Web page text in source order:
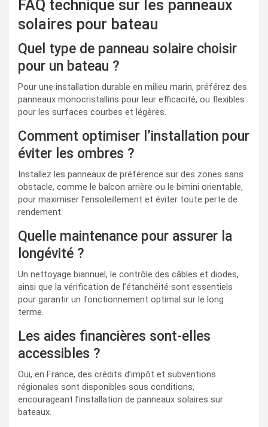
FAQ technique sur les panneaux
solaires pour bateau
Quel type de panneau solaire choisir
pour un bateau ?
Pour une installation durable en milieu marin, préférez des
panneaux monocristallins pour leur efficacité, ou flexibles
pour les surfaces courbes et légères.
Comment optimiser l’installation pour
éviter les ombres ?
Installez les panneaux de préférence sur des zones sans
obstacle, comme le balcon arrière ou le bimini orientable,
pour maximiser l’ensoleillement et éviter toute perte de
rendement.
Quelle maintenance pour assurer la
longévité ?
Un nettoyage biannuel, le contrôle des câbles et diodes,
ainsi que la vérification de l’étanchéité sont essentiels
pour garantir un fonctionnement optimal sur le long
terme.
Les aides financières sont-elles
accessibles ?
Oui, en France, des crédits d’impôt et subventions
régionales sont disponibles sous conditions,
encourageant l’installation de panneaux solaires sur
bateaux.